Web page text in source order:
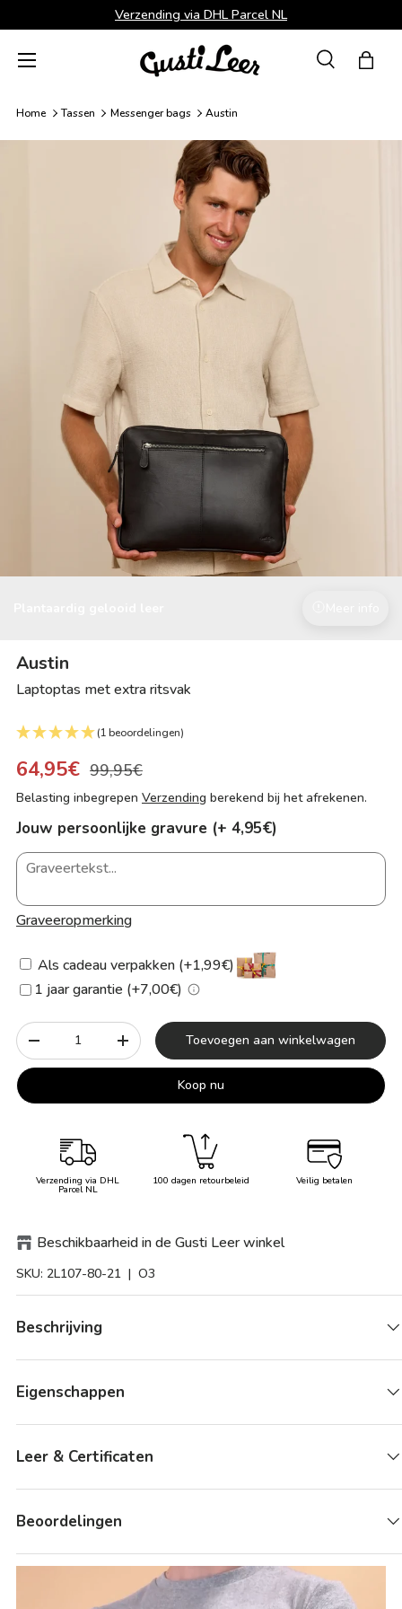
Ga naar inhoud
Verzending via DHL Parcel NL
ZoekenTas
Menu
Home Tassen Messenger bags Austin
Austin
Laptoptas met extra ritsvak
(1 beoordelingen)
64,95€ 99,95€
Belasting inbegrepen Verzending berekend bij het afrekenen.
Jouw persoonlijke gravure (+ 4,95€)
Graveeropmerking
Als cadeau verpakken (+1,99€)
1 jaar garantie (+7,00€)
Aantal
-
+ Toevoegen aan winkelwagen
Koop nu
Verzending via DHL
Parcel NL
100 dagen retourbeleid Veilig betalen
Beschikbaarheid in de Gusti Leer winkel
SKU: 2L107-80-21 | O3
Beschrijving
Eigenschappen
Leer & Certificaten
Beoordelingen